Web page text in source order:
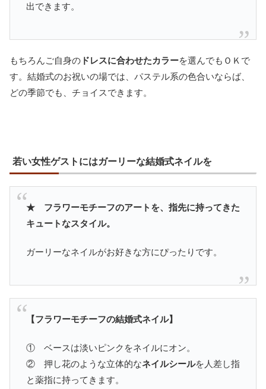
出できます。
もちろんご自身の ドレスに合わせたカラーを選んでもＯＫで
す。結婚式のお祝いの場では、パステル系の色合いならば、
どの季節でも、チョイスできます。
若い女性ゲストにはガーリーな結婚式ネイルを
★ フラワーモチーフのアートを、指先に持ってきた
キュートなスタイル。
ガーリーなネイルがお好きな方にぴったりです。
【フラワーモチーフの結婚式ネイル】
① ベースは淡いピンクをネイルにオン。
② 押し花のような立体的なネイルシールを人差し指
と薬指に持ってきます。